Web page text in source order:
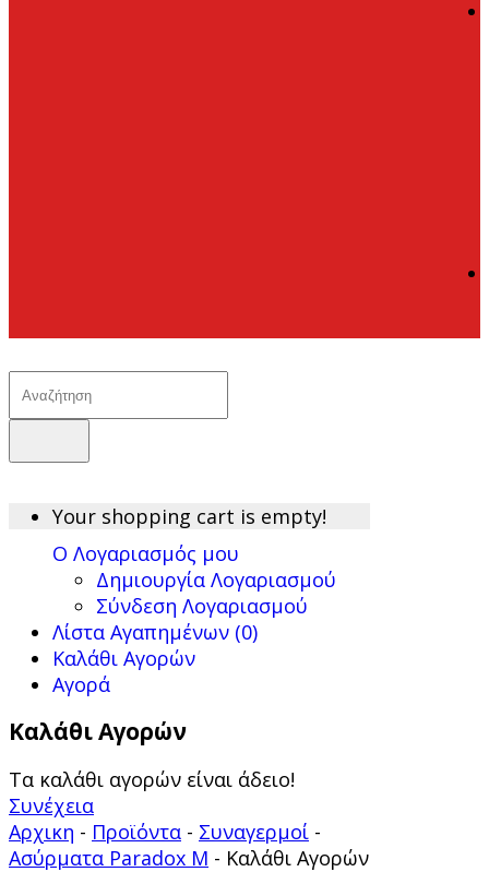
Your shopping cart is empty!
Ο Λογαριασμός μου
Δημιουργία Λογαριασμού
Σύνδεση Λογαριασμού
Λίστα Αγαπημένων (0)
Καλάθι Αγορών
Αγορά
Καλάθι Αγορών
Τα καλάθι αγορών είναι άδειο!
Συνέχεια
Αρχικη - Προϊόντα - Συναγερμοί -
Ασύρματα Paradox M - Καλάθι Αγορών